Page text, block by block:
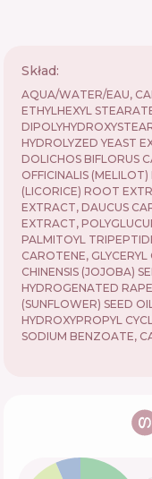
Skład:
AQUA/WATER/EAU,
ETHYLHEXYL
HYDROLYZED YEAST
DOLICHOS BIFLORUS
OFFICINALIS
(LICORICE) ROOT
EXTRACT, DAUCUS
EXTRACT,
PALMITOYL
CAROTENE,
CHINENSIS (JOJOBA)
HYDROGENATED
(SUNFLOWER) SEED
HYDROXYPROPYL
SODIUM BENZOATE,